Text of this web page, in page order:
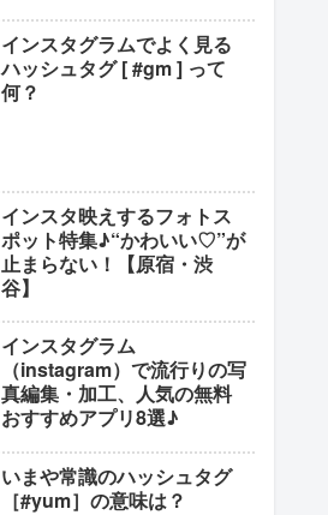
インスタグラムでよく見る
ハッシュタグ [ #gm ] って
何？
インスタ映えするフォトス
ポット特集♪“かわいい♡”が
止まらない！【原宿・渋
谷】
インスタグラム
（instagram）で流行りの写
真編集・加工、人気の無料
おすすめアプリ8選♪
いまや常識のハッシュタグ
［#yum］の意味は？